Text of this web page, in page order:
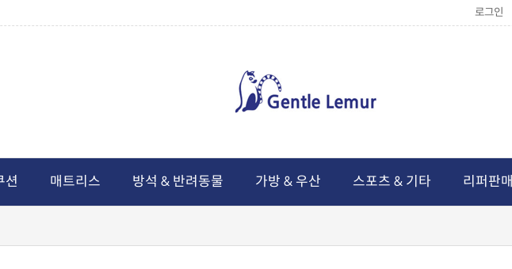
로그인
션 매트리스 방석 & 반려동물 가방 & 우산 스포츠 & 기타 리퍼판매